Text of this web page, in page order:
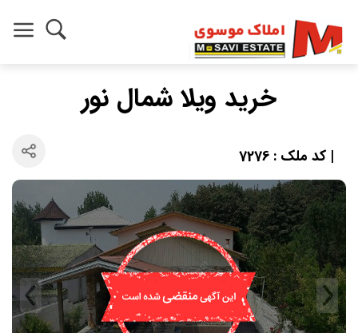
خرید ویلا شمال نور
| کد ملک : 7276